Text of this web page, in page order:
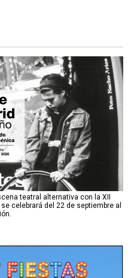
teatral alternativa con la XII
celebrará del 22 de septiembre al